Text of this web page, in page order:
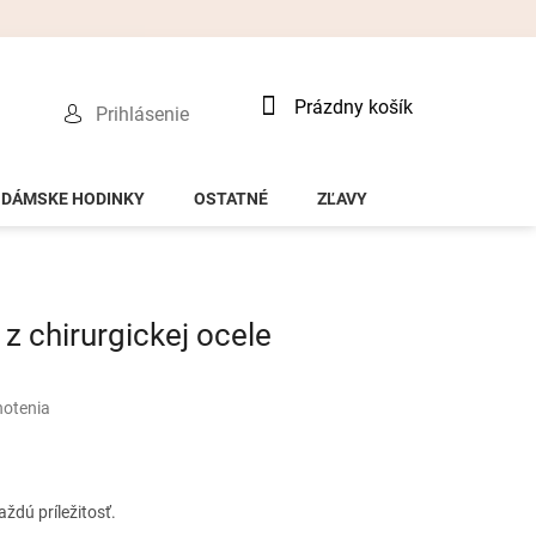
Prihlásenie
Nákupný
Prázdny košík
DÁMSKE HODINKY OSTATNÉ ZĽAVY
chirurgickej ocele
príležitosť.